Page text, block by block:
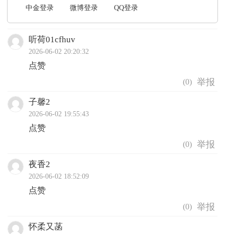
中金登录 微博登录 QQ登录
听荷01cfhuv
2026-06-02 20:20:32
点赞
(0)
子馨2
2026-06-02 19:55:43
点赞
(0)
夜香2
2026-06-02 18:52:09
点赞
(0)
怀柔又菡